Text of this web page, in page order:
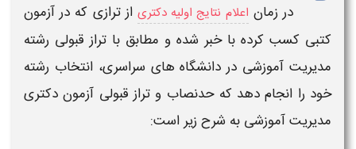
در زمان اعلام نتایج اولیه دکتریازترازی که درآزمون
کتبی کسب کرده با خبر شده و مطابق با تراز قبولی رشته
مدیریت آموزشی در دانشگاه های سراسری، انتخاب رشته
خود را انجام دهد که حدنصاب و تراز قبولی آزمون دکتری
مدیریت آموزشی به شرح زیر است: